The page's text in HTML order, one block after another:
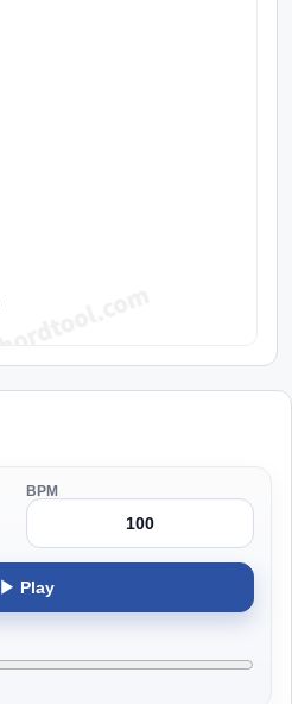
BPM
▶ Play